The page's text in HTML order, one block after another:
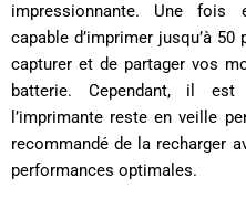
impressionnante. Une fois
capable d’imprimer jusqu’à
capturer et de partager vos
batterie. Cependant, il
l’imprimante reste en veille
recommandé de la recharger
performances optimales.